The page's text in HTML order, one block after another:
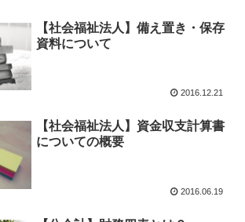
【社会福祉法人】備え置き・保存
資料について
2016.12.21
【社会福祉法人】資金収支計算書
についての概要
2016.06.19